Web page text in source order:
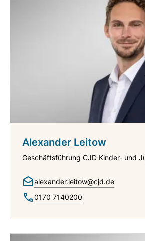
Alexander Leitow
Geschäftsführung CJD Kinder- und
alexander.leitow@cjd.de
0170 7140200